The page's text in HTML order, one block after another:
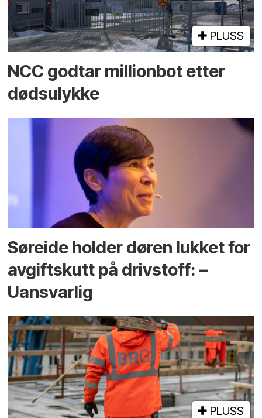
PLUSS
NCC godtar millionbot etter
dødsulykke
Søreide holder døren lukket for
avgiftskutt på drivstoff: –
Uansvarlig
PLUSS